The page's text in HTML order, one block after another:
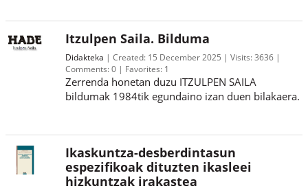
Itzulpen Saila. Bilduma
Didakteka Created: 15 December 2025 Visits: 3636
Comments:0 Favorites: 1
Zerrenda honetan duzu ITZULPEN SAILA
bildumak 1984tik egundaino izan duen bilakaera.
Ikaskuntza-desberdintasun
espezifikoak dituzten ikasleei
hizkuntzak irakastea